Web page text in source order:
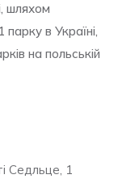
шляхом
в Україні,
на польській
Седльце, 1